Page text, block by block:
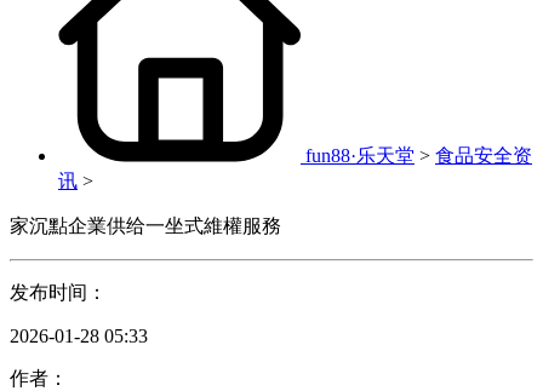
fun88·乐天堂 > 食品安全资
讯 >
家沉點企業供给一坐式維權服務
发布时间：
2026-01-28 05:33
作者：